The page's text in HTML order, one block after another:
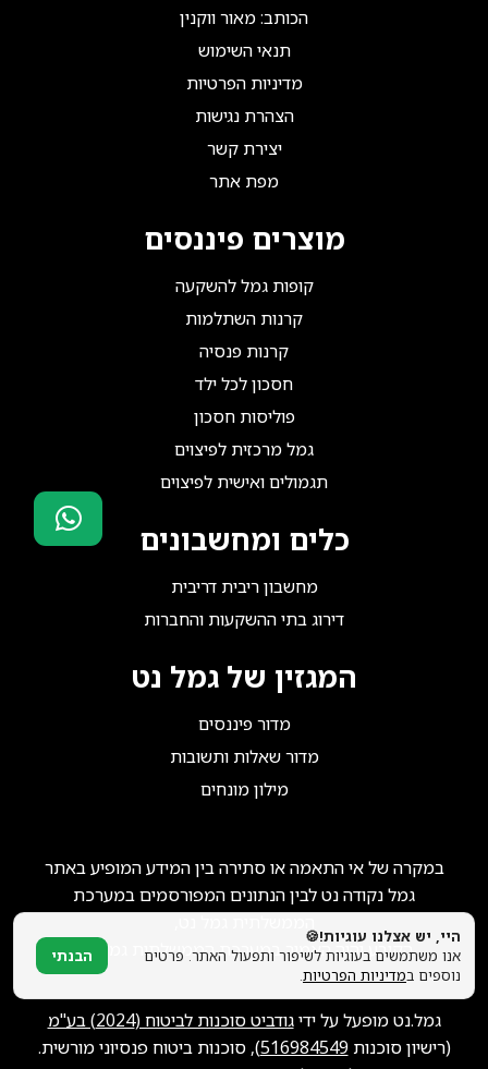
הכותב: מאור ווקנין
תנאי השימוש
מדיניות הפרטיות
הצהרת נגישות
יצירת קשר
מפת אתר
מוצרים פיננסים
קופות גמל להשקעה
קרנות השתלמות
קרנות פנסיה
חסכון לכל ילד
פוליסות חסכון
גמל מרכזית לפיצוים
תגמולים ואישית לפיצוים
כלים ומחשבונים
מחשבון ריבית דריבית
דירוג בתי ההשקעות והחברות
המגזין של גמל נט
מדור פיננסים
מדור שאלות ותשובות
מילון מונחים
במקרה של אי התאמה או סתירה בין המידע המופיע באתר
גמל נקודה נט לבין הנתונים המפורסמים במערכת
הקובע יהיה האמור במערכת הממשלתית גמל נט.
גמל.נט מופעל על ידיגודביט סוכנות לביטוח (2024) בע"מ
(רישיון סוכנות 516984549), סוכנות ביטוח פנסיוני מורשית.
היי, יש אצלנו עוגיות!🍪
אנו משתמשים בעוגיות לשיפור ותפעול האתר. פרטים
נוספים במדיניות הפרטיות.
הבנתי